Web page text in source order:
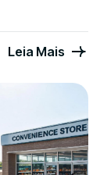
Leia Mais